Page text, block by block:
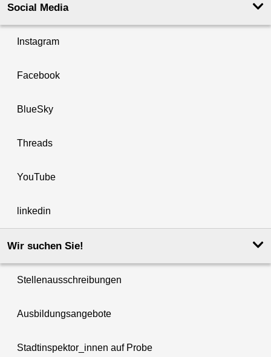
Social Media
Instagram
Facebook
BlueSky
Threads
YouTube
linkedin
Wir suchen Sie!
Stellenausschreibungen
Ausbildungsangebote
Stadtinspektor_innen auf Probe